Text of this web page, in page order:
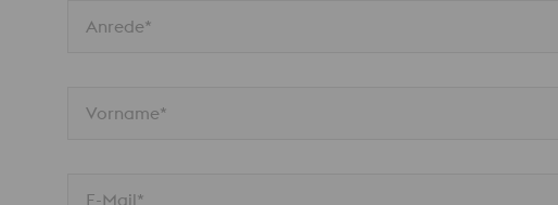
Anrede*
Vorname*
E-Mail*